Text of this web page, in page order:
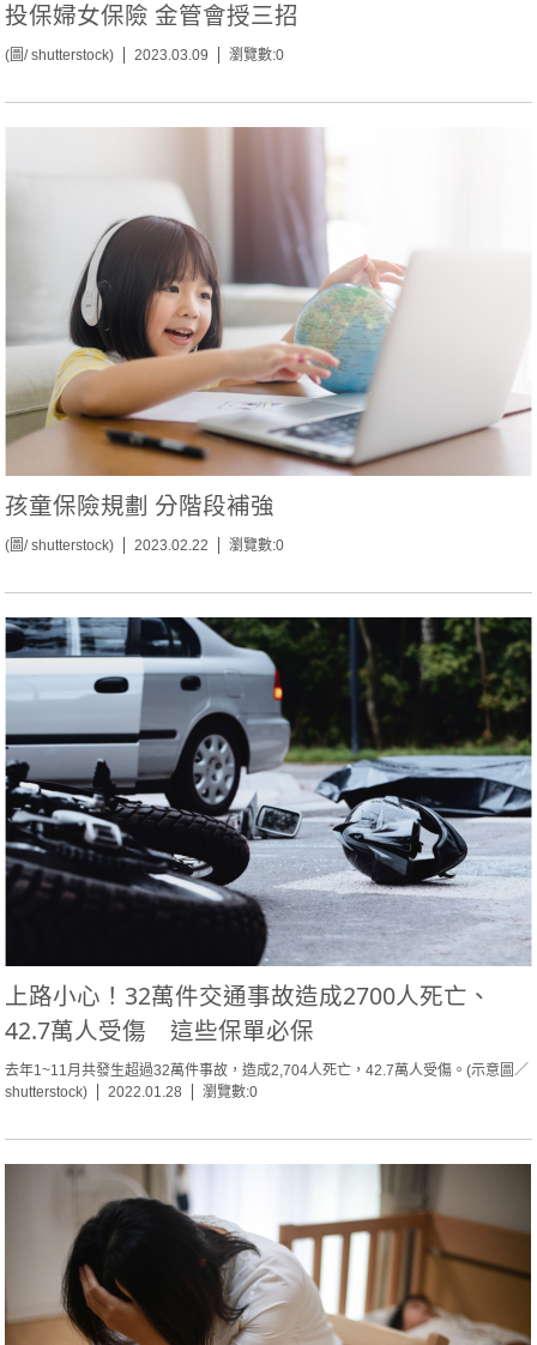
投保婦女保險 金管會授三招
(圖/ shutterstock) 2023.03.09 瀏覽數:0
孩童保險規劃 分階段補強
(圖/ shutterstock) 2023.02.22 瀏覽數:0
上路小心！32萬件交通事故造成2700人死亡、
42.7萬人受傷 這些保單必保
去年1~11月共發生超過32萬件事故，造成2,704人死亡，42.7萬人受傷。(示意圖／
shutterstock)
2022.01.28 瀏覽數:0